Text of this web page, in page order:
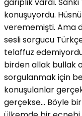
konuşuyordu.
verememişti. Ama
sesli sorgucu
telaffuz
birden allak bullak
sorgulanmak için
konuşulanlar
gerçekse… Böyle